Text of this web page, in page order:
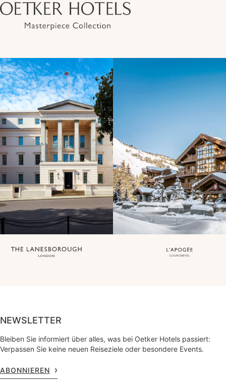
NEWSLETTER
Bleiben Sie informiert über alles, was bei Oetker Hotels passiert:
Verpassen Sie keine neuen Reiseziele oder besondere Events.
ABONNIEREN